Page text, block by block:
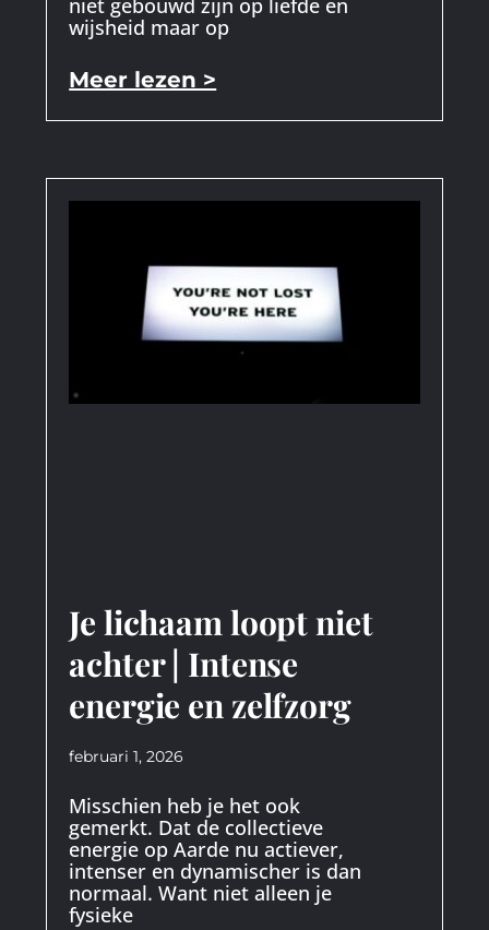
wijsheid maar op
Meer lezen >
Je lichaam loopt niet
achter | Intense
energie en zelfzorg
februari 1, 2026
Misschien heb je het ook
gemerkt. Dat de collectieve
energie op Aarde nu actiever,
intenser en dynamischer is dan
normaal. Want niet alleen je
fysieke